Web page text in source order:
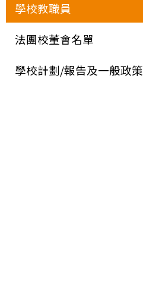
學校教職員
法團校董會名單
學校計劃/報告及一般政策